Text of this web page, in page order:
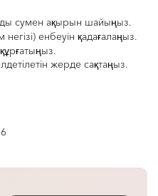
сумен ақырын шайыңыз.
негізі) енбеуін қадағалаңыз.
құрғатыңыз.
жерде сақтаңыз.